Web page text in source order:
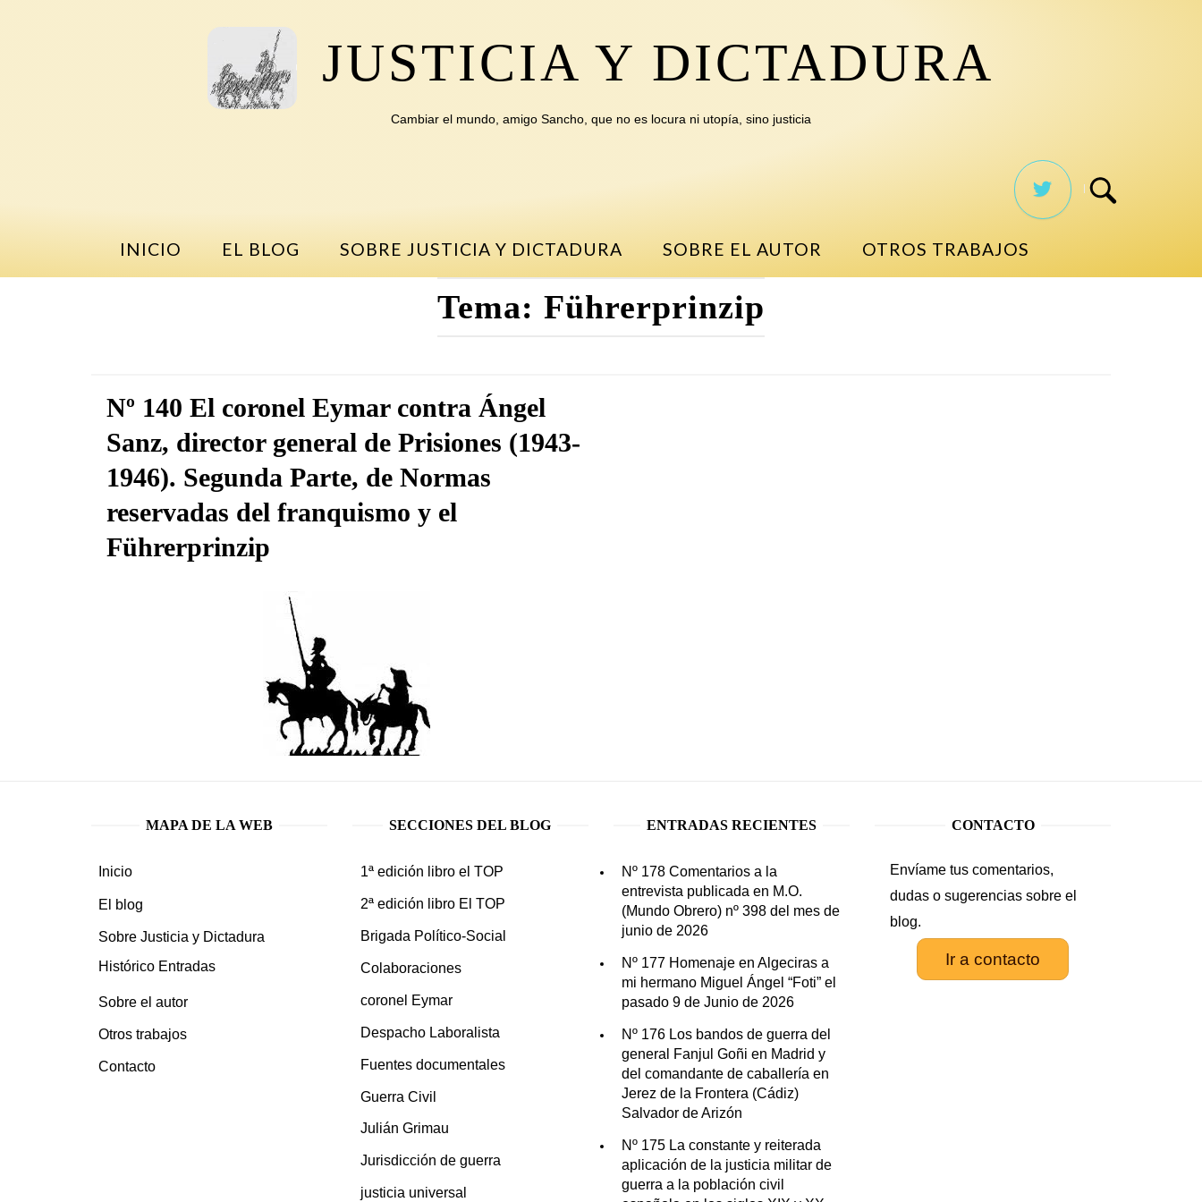
JUSTICIA Y DICTADURA
Cambiar el mundo, amigo Sancho, que no es locura ni utopía, sino justicia
INICIO EL BLOG SOBRE JUSTICIA Y DICTADURA SOBRE EL AUTOR OTROS TRABAJOS
Tema: Führerprinzip
Nº 140 El coronel Eymar contra Ángel
Sanz, director general de Prisiones (1943-
1946). Segunda Parte, de Normas
reservadas del franquismo y el
Führerprinzip
MAPA DE LA WEB
Inicio
El blog
Sobre Justicia y Dictadura
Histórico Entradas
Sobre el autor
Otros trabajos
Contacto
SECCIONES DEL BLOG
1ª edición libro el TOP
2ª edición libro El TOP
Brigada Político-Social
Colaboraciones
coronel Eymar
Despacho Laboralista
Fuentes documentales
Guerra Civil
Julián Grimau
Jurisdicción de guerra
justicia universal
ENTRADAS RECIENTES
Nº 178 Comentarios a la
entrevista publicada en M.O.
(Mundo Obrero) nº 398 del mes de
junio de 2026
Nº 177 Homenaje en Algeciras a
mi hermano Miguel Ángel “Foti” el
pasado 9 de Junio de 2026
Nº 176 Los bandos de guerra del
general Fanjul Goñi en Madrid y
del comandante de caballería en
Jerez de la Frontera (Cádiz)
Salvador de Arizón
Nº 175 La constante y reiterada
aplicación de la justicia militar de
guerra a la población civil
CONTACTO
Envíame tus comentarios,
dudas o sugerencias sobre el
blog.
Ir a contacto